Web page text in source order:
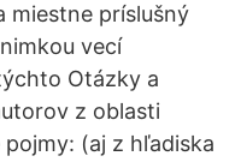
miestne príslušný
vecí
Otázky a
z oblasti
(aj z hľadiska